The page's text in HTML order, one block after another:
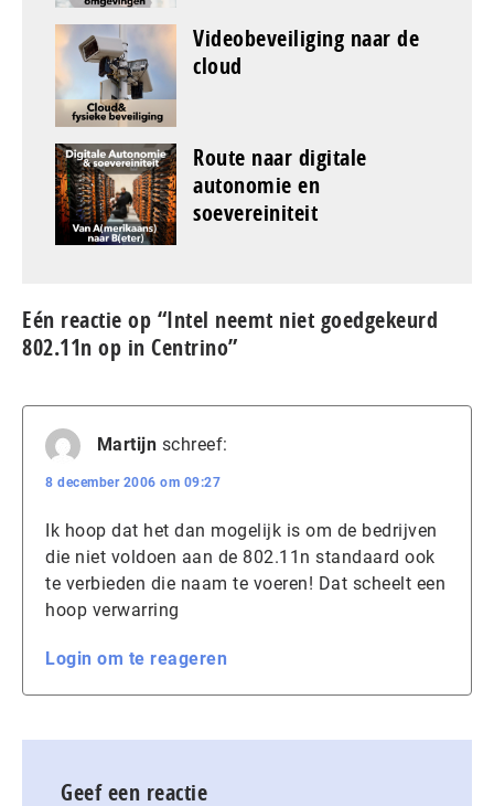
Videobeveiliging naar de
cloud
Route naar digitale
autonomie en
soevereiniteit
Eén reactie op “Intel neemt niet goedgekeurd
802.11n op in Centrino”
Martijn schreef:
8 december 2006 om 09:27
Ik hoop dat het dan mogelijk is om de bedrijven
die niet voldoen aan de 802.11n standaard ook
te verbieden die naam te voeren! Dat scheelt een
hoop verwarring
Login om te reageren
Geef een reactie